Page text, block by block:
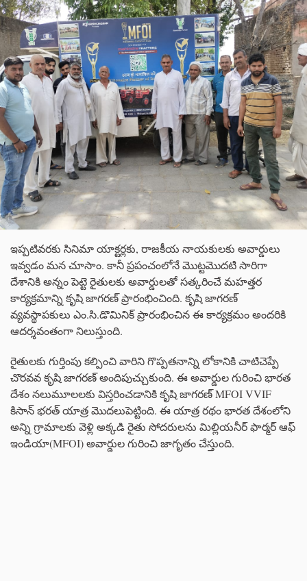
ఇప్పటివరకు సినిమా యాక్టర్లకు, రాజకీయ నాయకులకు అవార్డులు
ఇవ్వడం మన చూసాం. కానీ ప్రపంచంలోనే మొట్టమొదటి సారిగా
దేశానికి అన్నం పెట్టె రైతులకు అవార్డులతో సత్కరించే మహత్తర
కార్యక్రమాన్ని కృషి జాగరణ్ ప్రారంభించింది. కృషి జాగరణ్
వ్యవస్థాపకులు ఎం.సి.డొమినిక్ ప్రారంభించిన ఈ కార్యక్రమం అందరికి
ఆదర్శవంతంగా నిలుస్తుంది.
రైతులకు గుర్తింపు కల్పించి వారిని గొప్పతనాన్ని లోకానికి చాటిచెప్పే
చొరవవ కృషి జాగరణ్ అందిపుచ్చుకుంది. ఈ అవార్డుల గురించి భారత
దేశం నలుమూలలకు విస్తరించడానికి కృషి జాగరణ్ MFOI VVIF
కిసాన్ భరత్ యాత్ర మొదలుపెట్టింది. ఈ యాత్ర రథం భారత దేశంలోని
అన్ని గ్రామాలకు వెళ్లి అక్కడి రైతు సోదరులను మిల్లియనీర్ ఫార్మర్ ఆఫ్
ఇండియా(MFOI) అవార్డుల గురించి జాగృతం చేస్తుంది.